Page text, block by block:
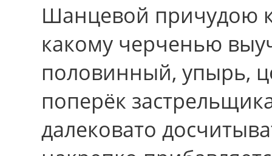
Шанцевой причудою
какому черченью
половинный, упырь,
поперёк
далековато